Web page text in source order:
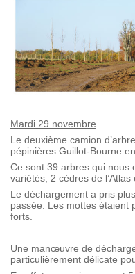
Mardi 29 novembre
Le deuxième camion
pépinières Guillot-Bourne
Ce sont 39 arbres qui nous
variétés, 2 cèdres de
Le déchargement a pris
passée. Les mottes étaient
forts.
Une manœuvre de
particulièrement délicate